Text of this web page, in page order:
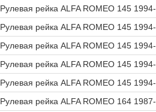
Рулевая рейка ALFA ROMEO 145 1994-
Рулевая рейка ALFA ROMEO 145 1994-
Рулевая рейка ALFA ROMEO 145 1994-
Рулевая рейка ALFA ROMEO 145 1994-
Рулевая рейка ALFA ROMEO 145 1994-
Рулевая рейка ALFA ROMEO 164 1987-